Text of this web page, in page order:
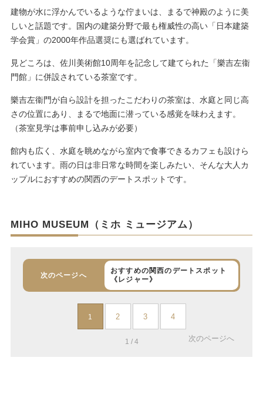
建物が水に浮かんでいるような佇まいは、まるで神殿のように美
しいと話題です。国内の建築分野で最も権威性の高い「日本建築
学会賞」の2000年作品選奨にも選ばれています。
見どころは、佐川美術館10周年を記念して建てられた「樂吉左衞
門館」に併設されている茶室です。
樂吉左衞門が自ら設計を担ったこだわりの茶室は、水庭と同じ高
さの位置にあり、まるで地面に潜っている感覚を味わえます。
（茶室見学は事前申し込みが必要）
館内も広く、水庭を眺めながら室内で食事できるカフェも設けら
れています。雨の日は非日常な時間を楽しみたい、そんな大人カ
ップルにおすすめの関西のデートスポットです。
MIHO MUSEUM（ミホ ミュージアム）
次のページへ
おすすめの関西のデートスポット
《レジャー》
1 2 3 4
1 / 4 次のページへ